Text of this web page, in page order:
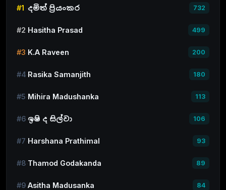
#1 දමිත් ප්‍රියංකර 732
#2 Hasitha Prasad 499
#3 K.A Raveen 200
#4 Rasika Samanjith 180
#5 Mihira Madushanka 113
#6 ඉෂි ද සිල්වා 106
#7 Harshana Prathimal 93
#8 Thamod Godakanda 89
#9 Asitha Madusanka 84